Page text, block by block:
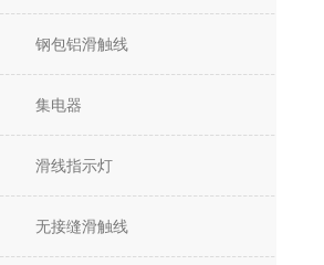
钢包铝滑触线
集电器
滑线指示灯
无接缝滑触线